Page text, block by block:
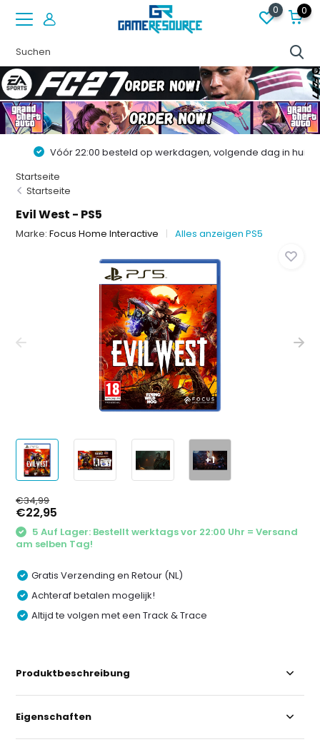
0 0
Vóór 22:00 besteld op werkdagen, volgende dag in huis!
Startseite
Startseite
Evil West - PS5
Marke:Focus Home Interactive Alles anzeigen PS5
+1
€34,99
€22,95
5 Auf Lager: Bestellt werktags vor 22:00 Uhr = Versand
am selben Tag!
Gratis Verzending en Retour (NL)
Achteraf betalen mogelijk!
Altijd te volgen met een Track & Trace
Produktbeschreibung
Eigenschaften